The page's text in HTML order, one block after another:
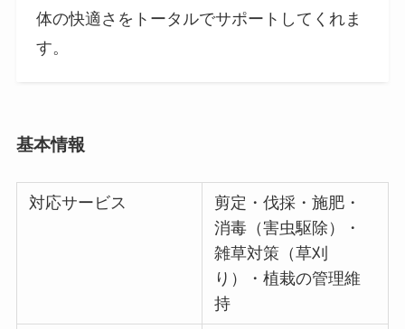
体の快適さをトータルでサポートしてくれま
す。
基本情報
対応サービス
剪定・伐採・施肥・
消毒（害虫駆除）・
雑草対策（草刈
り）・植栽の管理維
持